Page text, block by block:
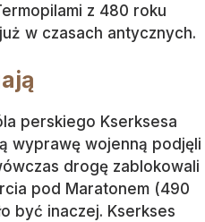
z 480 roku
w czasach antycznych.
perskiego Kserksesa
wyprawę wojenną podjęli
drogę zablokowali
pod Maratonem (490
być inaczej. Kserkses